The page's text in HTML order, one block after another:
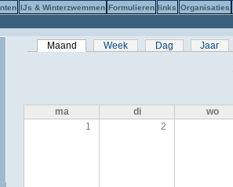
IJs & Winterzwemmen Formulieren links Organisaties
Primaire tabs
Maand (actieve tabblad)
Week Dag Jaar
ma di wo
1
2